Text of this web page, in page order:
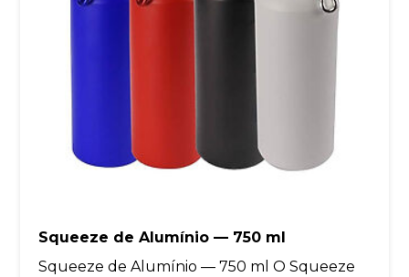
Squeeze de Alumínio — 750 ml
Squeeze de Alumínio — 750 ml O Squeeze